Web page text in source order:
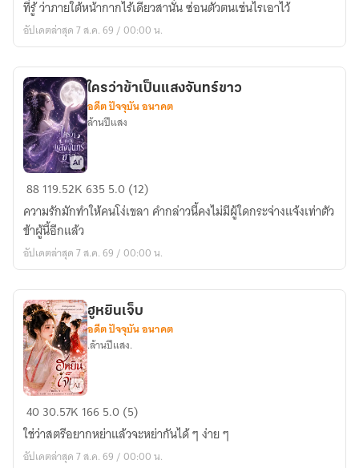
เป็น
ดอกบัว
ที่รู้ ว่าภายใต้หน้ากากไร้เดียวสานั่น ซ่อนตัวตนเช่นไรเอาไว้
อัปเดตล่าสุด 7 ส.ค. 69 / 00:00 น.
ใคร
ข้า
เป็น
แสงจันทร์
ใครว่าข้าเป็นแสงจันทร์ขาว
อดีต ปัจจุบัน อนาคต
ล้านปีแสง
88119.52K635 5.0 (12)
ความรักมักทำให้คนโง่เขลา คำกล่าวนี้คงไม่มีผู้ใดกระจ่างแจ้งเท่าตัว
ข้าผู้นี้อีกแล้ว
อัปเดตล่าสุด 7 ส.ค. 69 / 00:00 น.
ฮู
หยิน
เจ็บ
ฮูหยินเจ็บ
อดีต ปัจจุบัน อนาคต
.ล้านปีแสง.
4030.57K 1665.0 (5)
ใช่ว่าสตรีอยากหย่าแล้วจะหย่ากันได้ ๆ ง่าย ๆ
อัปเดตล่าสุด 7 ส.ค. 69 / 00:00 น.